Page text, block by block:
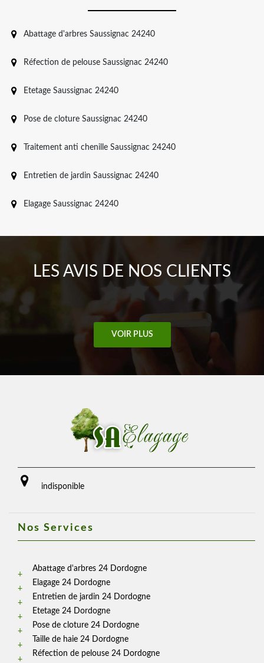
Abattage d'arbres Saussignac 24240
Réfection de pelouse Saussignac 24240
Etetage Saussignac 24240
Pose de cloture Saussignac 24240
Traitement anti chenille Saussignac 24240
Entretien de jardin Saussignac 24240
Elagage Saussignac 24240
LES AVIS DE NOS CLIENTS
VOIR PLUS
indisponible
Nos Services
Abattage d'arbres 24 Dordogne
Elagage 24 Dordogne
Entretien de jardin 24 Dordogne
Etetage 24 Dordogne
Pose de cloture 24 Dordogne
Taille de haie 24 Dordogne
Réfection de pelouse 24 Dordogne